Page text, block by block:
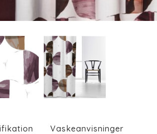
Vaskeanvisninger